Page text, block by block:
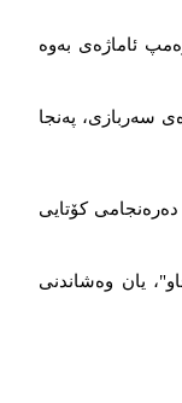
ئاماژەی بەوە
سەربازی، پەنجا
کۆتایی
یان وەشاندنی